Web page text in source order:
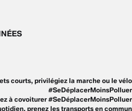
courts, privilégiez la marche ou le vélo
#SeDéplacerMoinsPolluer
à covoiturer #SeDéplacerMoinsPolluer
prenez les transports en commun